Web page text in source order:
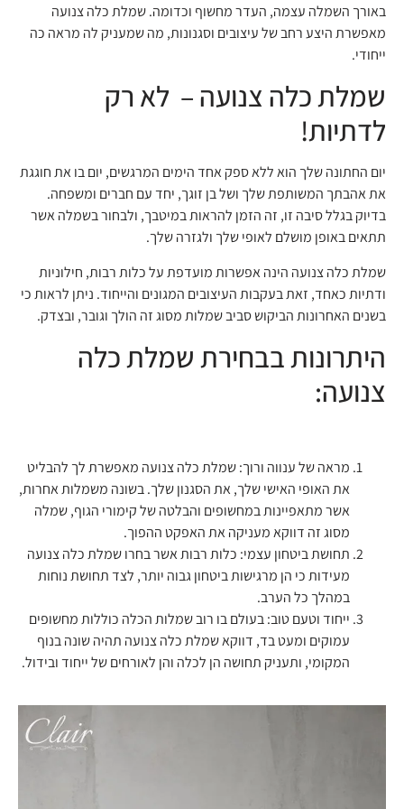
באורך השמלה עצמה, העדר מחשוף וכדומה. שמלת כלה צנועה
מאפשרת היצע רחב של עיצובים וסגנונות, מה שמעניק לה מראה כה
ייחודי.
שמלת כלה צנועה – לא רק
לדתיות!
יום החתונה שלך הוא ללא ספק אחד הימים המרגשים, יום בו את חוגגת
את אהבתך המשותפת שלך ושל בן זוגך, יחד עם חברים ומשפחה.
בדיוק בגלל סיבה זו, זה הזמן להראות במיטבך, ולבחור בשמלה אשר
תתאים באופן מושלם לאופי שלך ולגזרה שלך.
שמלת כלה צנועה הינה אפשרות מועדפת על כלות רבות, חילוניות
ודתיות כאחד, זאת בעקבות העיצובים המגונים והייחוד. ניתן לראות כי
בשנים האחרונות הביקוש סביב שמלות מסוג זה הולך וגובר, ובצדק.
היתרונות בבחירת שמלת כלה
צנועה:
מראה של ענווה ורוך: שמלת כלה צנועה מאפשרת לך להבליט
את האופי האישי שלך, את הסגנון שלך. בשונה משמלות אחרות,
אשר מתאפיינות במחשופים והבלטה של קימורי הגוף, שמלה
מסוג זה דווקא מעניקה את האפקט ההפוך.
תחושת ביטחון עצמי: כלות רבות אשר בחרו שמלת כלה צנועה
מעידות כי הן מרגישות ביטחון גבוה יותר, לצד תחושת נוחות
במהלך כל הערב.
ייחוד וטעם טוב: בעולם בו רוב שמלות הכלה כוללות מחשופים
עמוקים ומעט בד, דווקא שמלת כלה צנועה תהיה שונה בנוף
המקומי, ותעניק תחושה הן לכלה והן לאורחים של ייחוד ובידול.